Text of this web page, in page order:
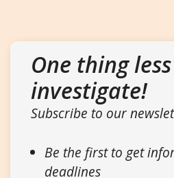
One thing
investigate!
Subscribe to our
Be the first to get
deadlines